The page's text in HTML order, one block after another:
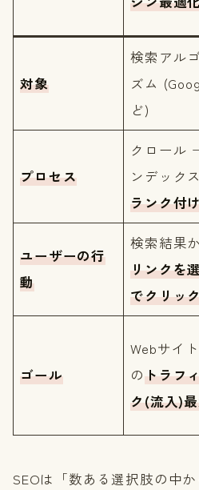
対象
検索アル
ズム
ど)
プロセス
クロール
ンデック
ランク付
ユーザーの行
動
検索結果
リンクを
でクリッ
ゴール
Webサイ
のトラフ
ク(流入)
SEOは「数ある選択肢の中